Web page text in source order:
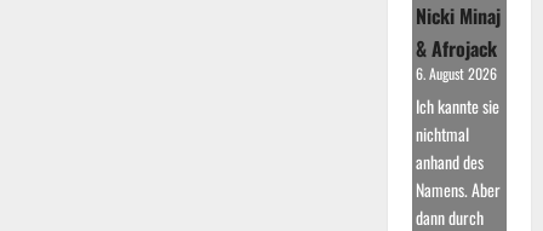
Nicki Minaj
& Afrojack
6. August 2026
Ich kannte sie
nichtmal
anhand des
Namens. Aber
dann durch